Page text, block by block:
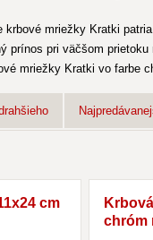
krbové mriežky Kratki
prínos pri väčšom
mriežky Kratki vo farbe
cm
chróm